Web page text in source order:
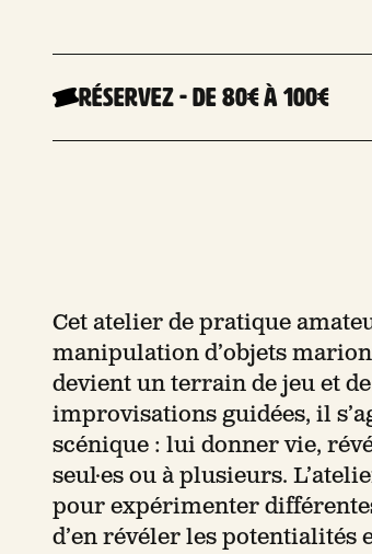
Réservez-De 80€à 100€
Cet atelier de pratique
manipulation d’objets
devient un terrain de jeu et
improvisations guidées, il
scénique : lui donner vie,
seul·es ou à plusieurs.
pour expérimenter
d’en révéler les potentialités